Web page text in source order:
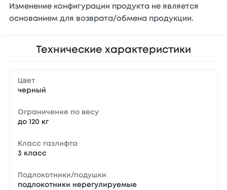
Изменение конфигурации продукта не является
основанием для возврата/обмена продукции.
Технические характеристики
Цвет
черный
Ограничение по весу
до 120 кг
Класс газлифта
3 класс
Подлокотники/подушки
подлокотники нерегулируемые